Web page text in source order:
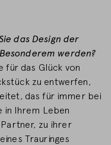
das Design der
Besonderem werden?
für das Glück von
zu entwerfen,
das für immer bei
in Ihrem Leben
zu ihrer
Trauringes